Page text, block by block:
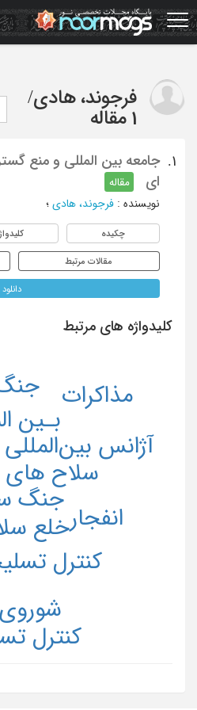
Skip
to
main
فرجوند، هادی/
1 مقاله
1.
جامعه بین المللی و منع
ای
مقاله
نویسنده : فرجوند، هادی ؛
چکیده
مقالات مرتبط
دانلود
کلیدواژه های مرتبط
جنگ
خلع
سلاح
کنترل
آژانس
انفجار
بـین
شوروی
مذاکرات
کنترل